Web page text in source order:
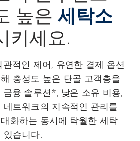
높은 세탁소
키세요.
적인 제어, 유연한 결제 옵션
충성도 높은 단골 고객층을
금융 솔루션*, 낮은 소유 비용,
네트워크의 지속적인 관리를
화하는 동시에 탁월한 세탁
있습니다.